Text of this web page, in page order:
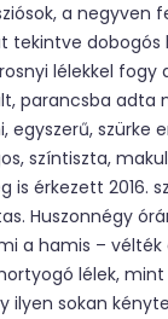
a negyven
tekintve
lélekkel
parancsba adta
egyszerű,
színtiszta,
is érkezett
Huszonnégy
a hamis –
lélek,
ilyen sokan